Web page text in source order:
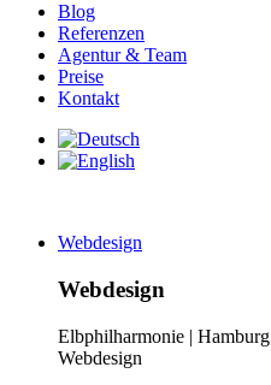
Blog
Referenzen
Agentur & Team
Preise
Kontakt
Webdesign
Webdesign
Elbphilharmonie | Hamburg
Webdesign